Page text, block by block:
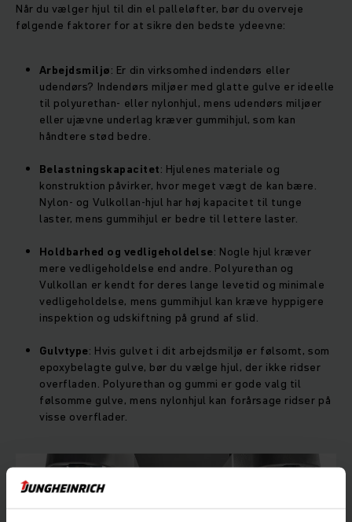
Når du vælger hjul til din el palleløfter, bør du overveje
følgende faktorer for at sikre den bedste ydeevne:
Arbejdsmiljø: Er din virksomhed indendørs eller
udendørs? Indendørs miljøer med glatte gulve er ideelle
til polyurethan- eller nylonhjul, mens udendørs miljøer
eller ujævne underlag kræver gummihjul, som kan
håndtere stød bedre.
Belastningskapacitet: Hjulenes materiale og
konstruktion påvirker, hvor meget vægt de kan bære.
Nylon- og Vulkollan-hjul har høj kapacitet til tunge
laster, mens gummihjul er bedre til lettere laster.
Holdbarhed og vedligeholdelse: Nogle hjul kræver
mere vedligeholdelse end andre. Polyurethan og
Vulkollan er kendt for deres lange levetid og minimale
vedligeholdelse, mens gummihjul kan kræve hyppigere
inspektion og udskiftning på grund af slid.
Gulvtype: Hvis gulvet i dit arbejdsmiljø er følsomt, som
epoxybelagte gulve, bør du vælge hjul, der ikke ridser
overfladen. Polyurethan og gummi er gode valg til
følsomme gulve, mens nylonhjul kan forårsage ridser på
visse overflader.